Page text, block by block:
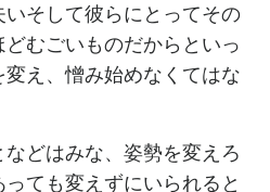
そして彼らにとってその
むごいものだからといっ
え、憎み始めなくてはな
どはみな、姿勢を変えろ
ても変えずにいられると